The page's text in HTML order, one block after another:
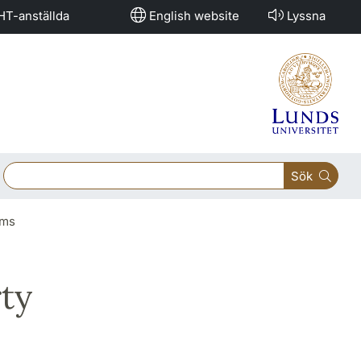
anställda English website Lyssna
Sök